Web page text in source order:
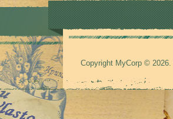
Copyright MyCorp © 2026.